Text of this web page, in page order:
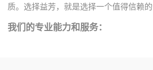
质。选择益芳，就是选择一个值得信赖的
我们的专业能力和服务：